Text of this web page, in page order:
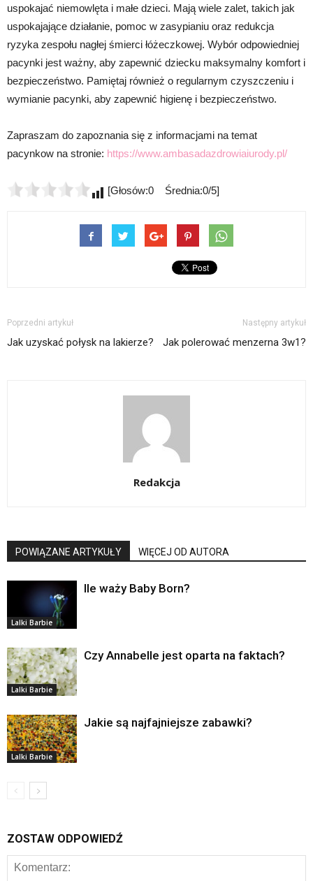
uspokajać niemowlęta i małe dzieci. Mają wiele zalet, takich jak
uspokajające działanie, pomoc w zasypianiu oraz redukcja
ryzyka zespołu nagłej śmierci łóżeczkowej. Wybór odpowiedniej
pacynki jest ważny, aby zapewnić dziecku maksymalny komfort i
bezpieczeństwo. Pamiętaj również o regularnym czyszczeniu i
wymianie pacynki, aby zapewnić higienę i bezpieczeństwo.
Zapraszam do zapoznania się z informacjami na temat
pacynkow na stronie: https://www.ambasadazdrowiaiurody.pl/
[Głosów:0 Średnia:0/5]
Poprzedni artykuł
Jak uzyskać połysk na lakierze?
Następny artykuł
Jak polerować menzerna 3w1?
Redakcja
POWIĄZANE ARTYKUŁY WIĘCEJ OD AUTORA
Lalki Barbie
Ile waży Baby Born?
Lalki Barbie
Czy Annabelle jest oparta na faktach?
Lalki Barbie
Jakie są najfajniejsze zabawki?
ZOSTAW ODPOWIEDŹ